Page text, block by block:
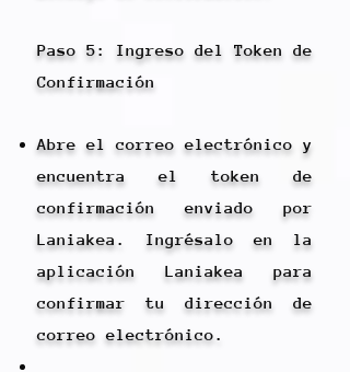
Paso 5: Ingreso del Token de
Confirmación
Abre el correo electrónico y
encuentra el token de
confirmación enviado por
Laniakea. Ingrésalo en la
aplicación Laniakea para
confirmar tu dirección de
correo electrónico.